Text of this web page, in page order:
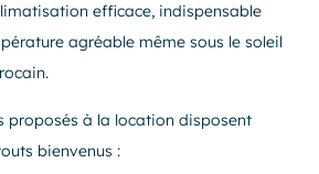
efficace, indispensable
agréable même sous le soleil
proposés à la location disposent
bienvenus :